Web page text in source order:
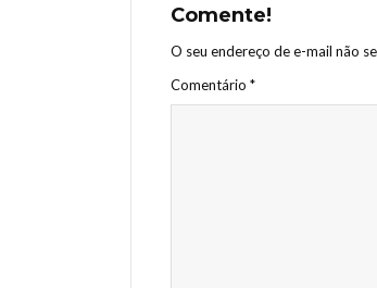
Comente!
O seu endereço de e-mail não
Comentário *